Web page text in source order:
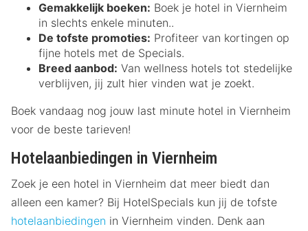
Gemakkelijk boeken: Boek je hotel in Viernheim
in slechts enkele minuten..
De tofste promoties: Profiteer van kortingen op
fijne hotels met de Specials.
Breed aanbod: Van wellness hotels tot stedelijke
verblijven, jij zult hier vinden wat je zoekt.
Boek vandaag nog jouw last minute hotel in Viernheim
voor de beste tarieven!
Hotelaanbiedingen in Viernheim
Zoek je een hotel in Viernheim dat meer biedt dan
alleen een kamer? Bij HotelSpecials kun jij de tofste
hotelaanbiedingen in Viernheim vinden. Denk aan